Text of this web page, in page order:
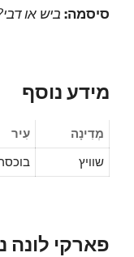
סיסמה: ביש או
מידע נוסף
מְדִינָה עִיר
שוויץ
פארקי לונה